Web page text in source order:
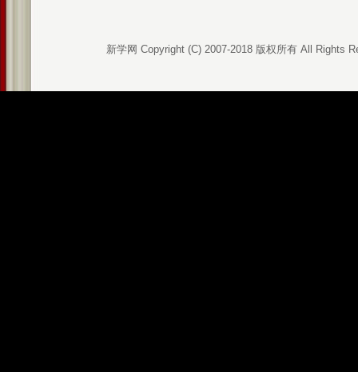
新学网 Copyright (C) 2007-2018 版权所有 All Rights